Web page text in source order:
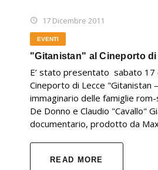
17 Dicembre 2011
EVENTI
"Gitanistan" al Cineporto
E’ stato presentato sabato 17
Cineporto di Lecce "Gitanistan
immaginario delle famiglie
De Donno e Claudio "Cavallo"
documentario, prodotto da
READ MORE